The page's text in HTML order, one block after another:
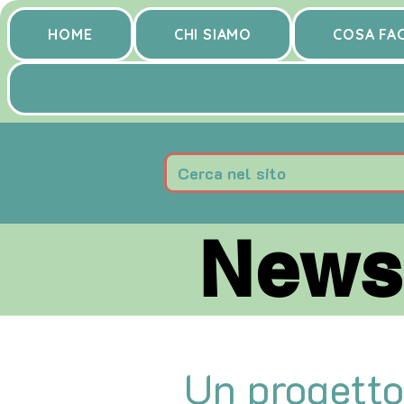
HOME CHI SIAMO COSA
Un